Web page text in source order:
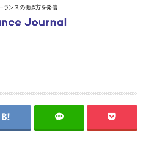
ランスの働き方を発信